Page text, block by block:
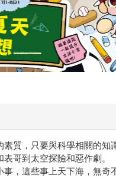
質，只要與科學相關的知
哥到太空探險和惡作劇。
，這些事上天下海，無奇